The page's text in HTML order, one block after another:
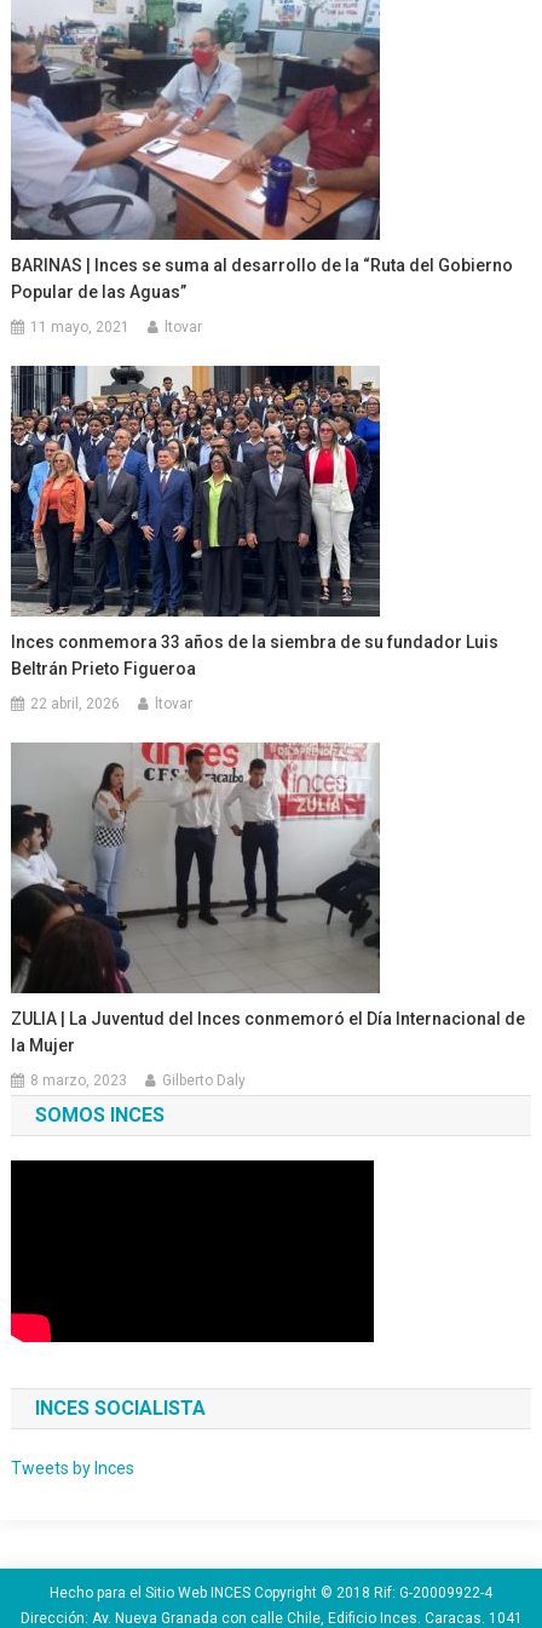
BARINAS | Inces se suma al desarrollo de la “Ruta del Gobierno
Popular de las Aguas”
11 mayo, 2021 ltovar
Inces conmemora 33 años de la siembra de su fundador Luis
Beltrán Prieto Figueroa
22 abril, 2026 ltovar
ZULIA | La Juventud del Inces conmemoró el Día Internacional de
la Mujer
8 marzo, 2023 Gilberto Daly
SOMOS INCES
INCES SOCIALISTA
Tweets by Inces
Hecho para el Sitio Web INCES Copyright © 2018 Rif: G-20009922-4
Dirección: Av. Nueva Granada con calle Chile, Edificio Inces. Caracas. 1041